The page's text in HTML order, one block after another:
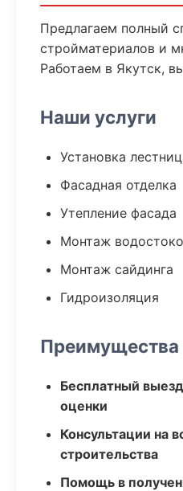
Предлагаем полный
стройматериалов и
Работаем в Якутск,
Наши услуги
Установка лестниц
Фасадная отделка
Утепление фасада
Монтаж
Монтаж сайдинга
Гидроизоляция
Преимущества
Бесплатный
оценки
Консультации на
строительства
Помощь в